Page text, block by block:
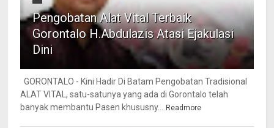
Pengobatan Alat Vital Terbaik
Gorontalo H.Abdulazis Atasi Ejakulasi
Dini
GORONTALO - Kini Hadir Di Batam Pengobatan Tradisional
ALAT VITAL, satu-satunya yang ada di Gorontalo telah
banyak membantu Pasen khususny...
Readmore